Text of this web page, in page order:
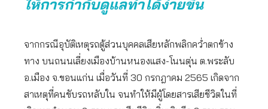
ให้การกำกับดูแลทำได้ง่ายขึ้น
จากกรณีอุบัติเหตุรถตู้ส่วนบุคคลเสียหลักพลิกคว่ำตกข้าง
ทาง บนถนนเลี่ยงเมืองบ้านหนองแสง-โนนตุ่น ต.พระลับ
อ.เมือง จ.ขอนแก่น เมื่อวันที่ 30 กรกฎาคม 2565 เกิดจาก
สาเหตุที่คนขับรถหลับใน จนทำให้มีผู้โดยสารเสียชีวิตในที่